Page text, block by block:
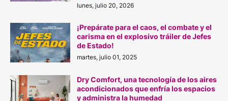
lunes, julio 20, 2026
¡Prepárate para el caos, el combate y el
carisma en el explosivo tráiler de Jefes
de Estado!
martes, julio 01, 2025
Dry Comfort, una tecnología de los aires
acondicionados que enfría los espacios
y administra la humedad